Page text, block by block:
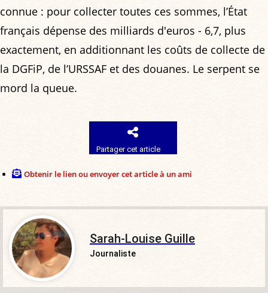
connue : pour collecter toutes ces sommes, l’État
français dépense des milliards d'euros - 6,7, plus
exactement, en additionnant les coûts de collecte de
la DGFiP, de l’URSSAF et des douanes. Le serpent se
mord la queue.
Partager cet article
Obtenir le lien ou envoyer cet article à un ami
Sarah-Louise Guille
Journaliste